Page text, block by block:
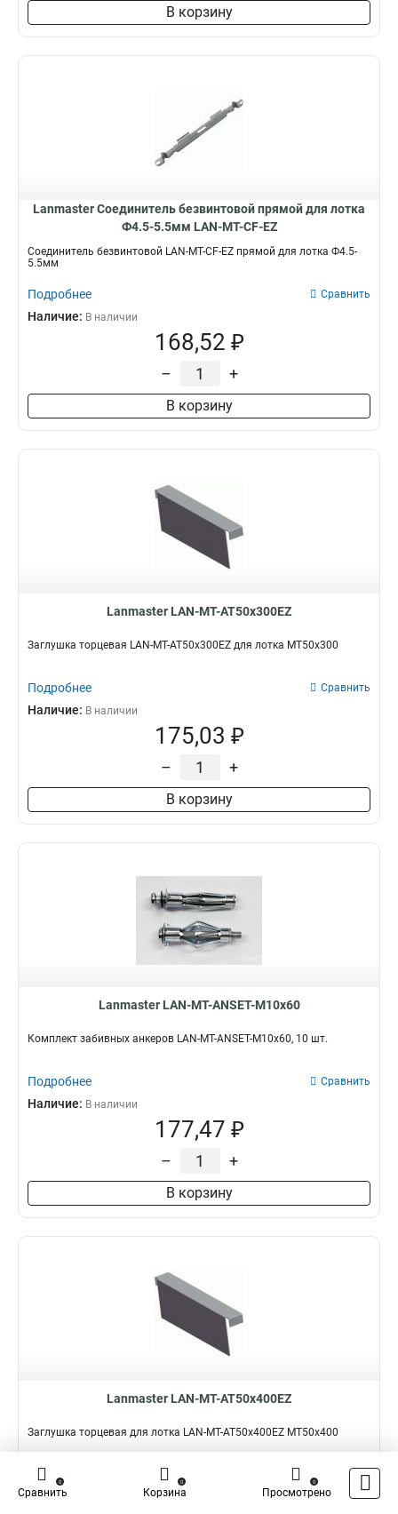
В корзину
Lanmaster Соединитель безвинтовой прямой для лотка
Ф4.5-5.5мм LAN-MT-CF-EZ
Соединитель безвинтовой LAN-MT-CF-EZ прямой для лотка Ф4.5-
5.5мм
Подробнее Сравнить
Наличие: В наличии
168,52 ₽
– +
В корзину
Lanmaster LAN-MT-AT50x300EZ
Заглушка торцевая LAN-MT-AT50x300EZ для лотка MT50x300
Подробнее Сравнить
Наличие: В наличии
175,03 ₽
– +
В корзину
Lanmaster LAN-MT-ANSET-M10x60
Комплект забивных анкеров LAN-MT-ANSET-M10x60, 10 шт.
Подробнее Сравнить
Наличие: В наличии
177,47 ₽
– +
В корзину
Lanmaster LAN-MT-AT50x400EZ
Заглушка торцевая для лотка LAN-MT-AT50x400EZ MT50x400
Подробнее Сравнить
Наличие:
Сравнить
0
Корзина
0
Просмотрено
0